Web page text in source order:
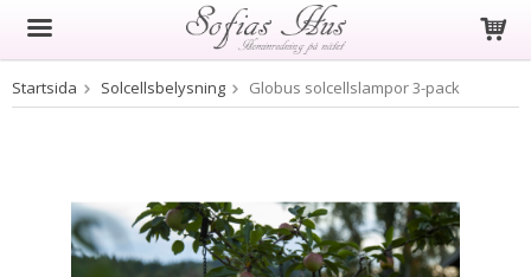
Produkten har blivit tillagd i varukorgen
Startsida Solcellsbelysning Globus solcellslampor 3-pack